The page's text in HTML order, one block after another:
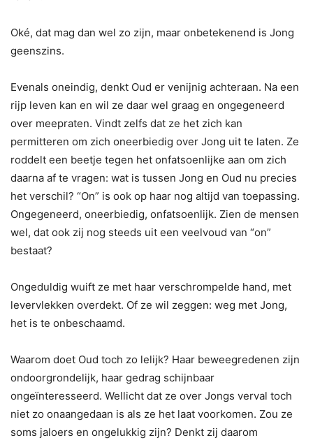
Oké, dat mag dan wel zo zijn, maar onbetekenend is Jong
geenszins.
Evenals oneindig, denkt Oud er venijnig achteraan. Na een
rijp leven kan en wil ze daar wel graag en ongegeneerd
over meepraten. Vindt zelfs dat ze het zich kan
permitteren om zich oneerbiedig over Jong uit te laten. Ze
roddelt een beetje tegen het onfatsoenlijke aan om zich
daarna af te vragen: wat is tussen Jong en Oud nu precies
het verschil? “On” is ook op haar nog altijd van toepassing.
Ongegeneerd, oneerbiedig, onfatsoenlijk. Zien de mensen
wel, dat ook zij nog steeds uit een veelvoud van “on”
bestaat?
Ongeduldig wuift ze met haar verschrompelde hand, met
levervlekken overdekt. Of ze wil zeggen: weg met Jong,
het is te onbeschaamd.
Waarom doet Oud toch zo lelijk? Haar beweegredenen zijn
ondoorgrondelijk, haar gedrag schijnbaar
ongeïnteresseerd. Wellicht dat ze over Jongs verval toch
niet zo onaangedaan is als ze het laat voorkomen. Zou ze
soms jaloers en ongelukkig zijn? Denkt zij daarom